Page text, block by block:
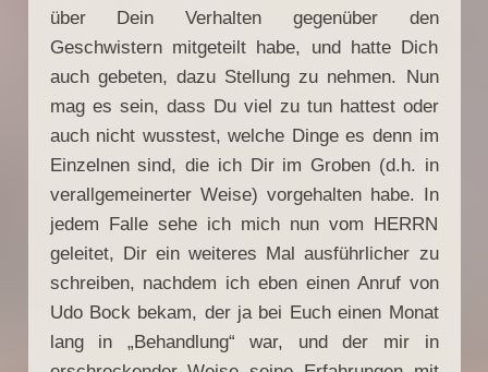
über Dein Verhalten gegenüber den
Geschwistern mitgeteilt habe, und hatte Dich
auch gebeten, dazu Stellung zu nehmen. Nun
mag es sein, dass Du viel zu tun hattest oder
auch nicht wusstest, welche Dinge es denn im
Einzelnen sind, die ich Dir im Groben (d.h. in
verallgemeinerter Weise) vorgehalten habe. In
jedem Falle sehe ich mich nun vom HERRN
geleitet, Dir ein weiteres Mal ausführlicher zu
schreiben, nachdem ich eben einen Anruf von
Udo Bock bekam, der ja bei Euch einen Monat
lang in „Behandlung“ war, und der mir in